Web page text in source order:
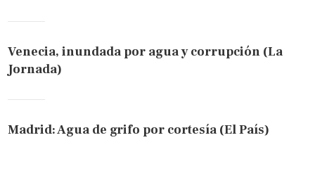
Venecia, inundada por agua y corrupción (La
Jornada)
Madrid: Agua de grifo por cortesía (El País)